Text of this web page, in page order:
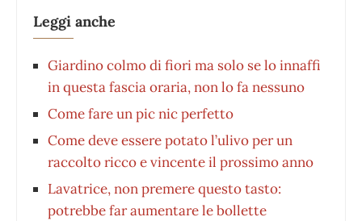
Leggi anche
Giardino colmo di fiori ma solo se lo innaffi
in questa fascia oraria, non lo fa nessuno
Come fare un pic nic perfetto
Come deve essere potato l’ulivo per un
raccolto ricco e vincente il prossimo anno
Lavatrice, non premere questo tasto:
potrebbe far aumentare le bollette